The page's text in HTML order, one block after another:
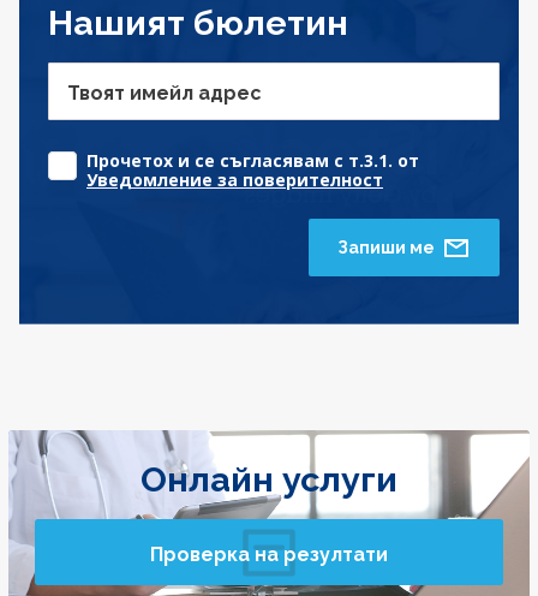
Нашият бюлетин
Твоят имейл адрес
Прочетох и се съгласявам с т.3.1. от
Уведомление за поверителност
Запиши ме
Онлайн услуги
Проверка на резултати